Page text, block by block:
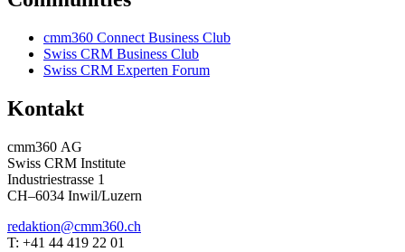
cmm360 Connect Business Club
Swiss CRM Business Club
Swiss CRM Experten Forum
Kontakt
cmm360 AG
Swiss CRM Institute
Industriestrasse 1
CH–6034 Inwil/Luzern
redaktion@cmm360.ch
T: +41 44 419 22 01